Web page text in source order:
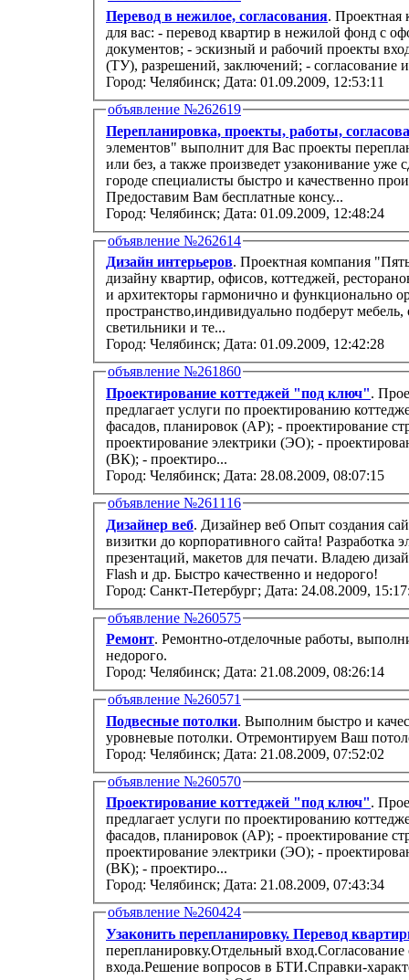
Перевод в нежилое, согласования. Проектная
для вас: - перевод квартир в нежилой фонд с
документов; - эскизный и рабочий проекты
(ТУ), разрешений, заключений; - согласование
Город: Челябинск; Дата: 01.09.2009, 12:53:11
объявление №262619
Перепланировка, проекты, работы,
элементов" выполнит для Вас проекты
или без, а также произведет узаконивание
городе специалисты быстро и качественно
Предоставим Вам бесплатные консу...
Город: Челябинск; Дата: 01.09.2009, 12:48:24
объявление №262614
Дизайн интерьеров. Проектная компания "Пять
дизайну квартир, офисов, коттеджей,
и архитекторы гармонично и функционально
пространство,индивидуально подберут мебель,
светильники и те...
Город: Челябинск; Дата: 01.09.2009, 12:42:28
объявление №261860
Проектирование коттеджей "под ключ".
предлагает услуги по проектированию
фасадов, планировок (АР); - проектирование
проектирование электрики (ЭО); -
(ВК); - проектиро...
Город: Челябинск; Дата: 28.08.2009, 08:07:15
объявление №261116
Дизайнер веб. Дизайнер веб Опыт создания
визитки до корпоративного сайта! Разработка
презентаций, макетов для печати. Владею
Flash и др. Быстро качественно и недорого!
Город: Санкт-Петербург; Дата: 24.08.2009,
объявление №260575
Ремонт. Ремонтно-отделочные работы,
недорого.
Город: Челябинск; Дата: 21.08.2009, 08:26:14
объявление №260571
Подвесные потолки. Выполним быстро и
уровневые потолки. Отремонтируем Ваш
Город: Челябинск; Дата: 21.08.2009, 07:52:02
объявление №260570
Проектирование коттеджей "под ключ".
предлагает услуги по проектированию
фасадов, планировок (АР); - проектирование
проектирование электрики (ЭО); -
(ВК); - проектиро...
Город: Челябинск; Дата: 21.08.2009, 07:43:34
объявление №260424
Узаконить перепланировку. Перевод
перепланировку.Отдельный
входа.Решение вопросов в БТИ.Справки-